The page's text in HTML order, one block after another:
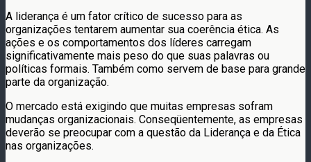
A liderança é um fator crítico de sucesso para as
organizações tentarem aumentar sua coerência ética. As
ações e os comportamentos dos líderes carregam
significativamente mais peso do que suas palavras ou
políticas formais. Também como servem de base para grande
parte da organização.
O mercado está exigindo que muitas empresas sofram
mudanças organizacionais. Conseqüentemente, as empresas
deverão se preocupar com a questão da Liderança e da Ética
nas organizações.